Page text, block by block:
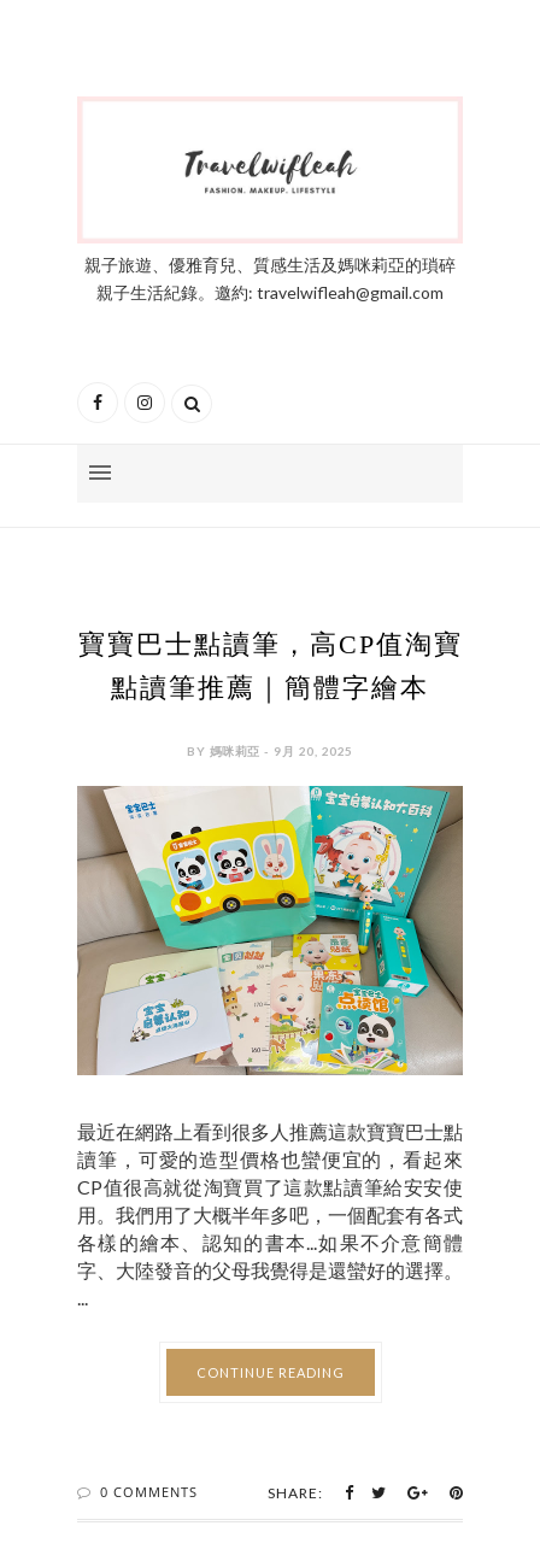
親子旅遊、優雅育兒、質感生活及媽咪莉亞的瑣碎
親子生活紀錄。邀約: travelwifleah@gmail.com
寶寶巴士點讀筆，高CP值淘寶
點讀筆推薦｜簡體字繪本
BY 媽咪莉亞 - 9月 20, 2025
最近在網路上看到很多人推薦這款寶寶巴士點
讀筆，可愛的造型價格也蠻便宜的，看起來
CP值很高就從淘寶買了這款點讀筆給安安使
用。我們用了大概半年多吧，一個配套有各式
各樣的繪本、認知的書本...如果不介意簡體
字、大陸發音的父母我覺得是還蠻好的選擇。
CONTINUE READING
0 COMMENTS SHARE: